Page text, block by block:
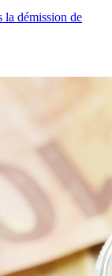
la démission de